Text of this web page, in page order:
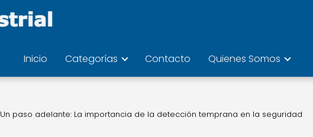
Inicio Categorías Contacto Quienes Somos
Un paso adelante: La importancia de la detección temprana en la seguridad